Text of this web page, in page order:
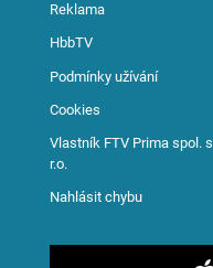
Reklama
HbbTV
Podmínky užívání
Cookies
Vlastník FTV Prima spol. s
r.o.
Nahlásit chybu